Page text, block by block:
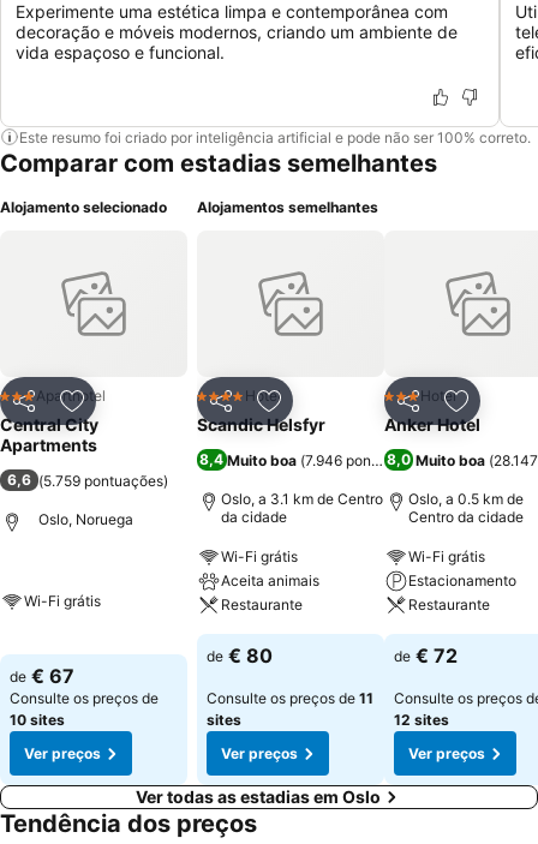
Experimente uma estética limpa e contemporânea com
decoração e móveis modernos, criando um ambiente de
vida espaçoso e funcional.
Este resumo foi criado por inteligência artificial e pode não ser 100% correto.
Comparar com estadias semelhantes
Alojamento selecionado
PartilharAdicionar aos favoritos
3 EstrelasAparthotel
Central City
Apartments
6,6 (5.759 pontuações)
Oslo, Noruega
Wi-Fi grátis
de € 67
Consulte os preços de
10 sites
Ver preços
Alojamentos semelhantes
PartilharAdicionar aos favoritos
4 EstrelasHotel
Scandic Helsfyr
8,4 Muito boa (7.946 pontuações)
Oslo, a 3.1 km de Centro
da cidade
Wi-Fi grátis
Aceita animais
Restaurante
de € 80
Consulte os preços de 11
sites
Ver preços
Partilhar
3 Estrelas
Hotel
Anker Hotel
8,0 Muito boa (
Oslo, a 0.5 km de
Centro da cidade
Wi-Fi grátis
Estacionamento
Restaurante
de € 72
Consulte os preços
12 sites
Ver preços
Ver todas as estadias em Oslo
Tendência dos preços